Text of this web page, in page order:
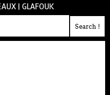
| GLAFOUK